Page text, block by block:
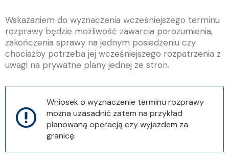
Wskazaniem do wyznaczenia wcześniejszego terminu
rozprawy będzie możliwość zawarcia porozumienia,
zakończenia sprawy na jednym posiedzeniu czy
chociażby potrzeba jej wcześniejszego rozpatrzenia z
uwagi na prywatne plany jednej ze stron.
Wniosek o wyznaczenie terminu rozprawy
można uzasadnić zatem na przykład
planowaną operacją czy wyjazdem za
granicę.